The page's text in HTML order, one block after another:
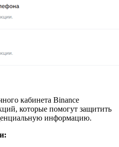
кабинета Binance
которые помогут защитить
информацию.